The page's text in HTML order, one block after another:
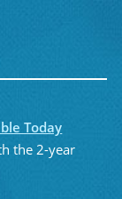
Today
the 2-year